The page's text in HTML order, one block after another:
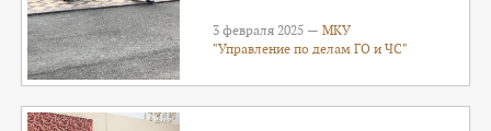
3 февраля 2025 —МКУ
"Управление по делам ГО и ЧС"